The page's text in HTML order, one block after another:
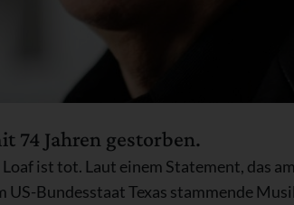
74 Jahren gestorben.
ist tot. Laut einem Statement, das
Bundesstaat Texas stammende